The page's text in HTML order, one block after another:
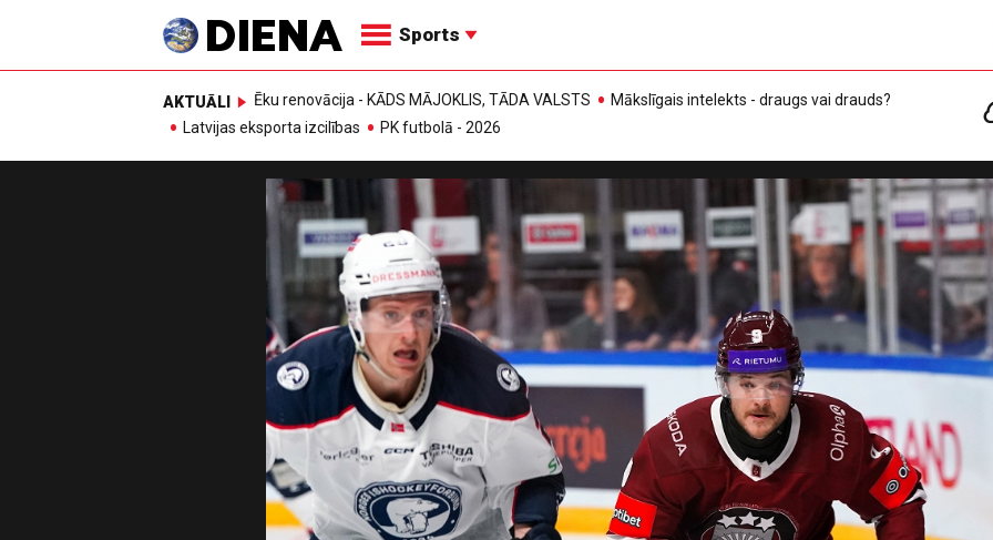
Sports
AKTUĀLI Ēku renovācija - KĀDS MĀJOKLIS, TĀDA VALSTS
Mākslīgais intelekts - draugs vai drauds?
Latvijas eksporta izcilības
PK futbolā - 2026